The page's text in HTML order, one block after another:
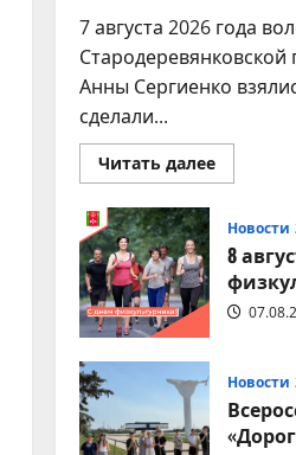
7 августа 2026 года
Стародеревянковской
Анны Сергиенко
сделали...
Читать далее
больше
за
чистоту
места
отдыха!
Новости
8
Новости